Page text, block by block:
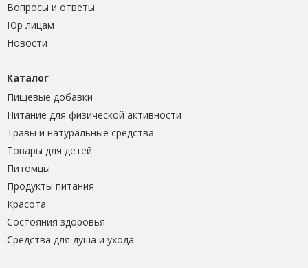
Вопросы и ответы
Юр лицам
Новости
Каталог
Пищевые добавки
Питание для физической активности
Травы и натуральные средства
Товары для детей
Питомцы
Продукты питания
Красота
Состояния здоровья
Средства для душа и ухода